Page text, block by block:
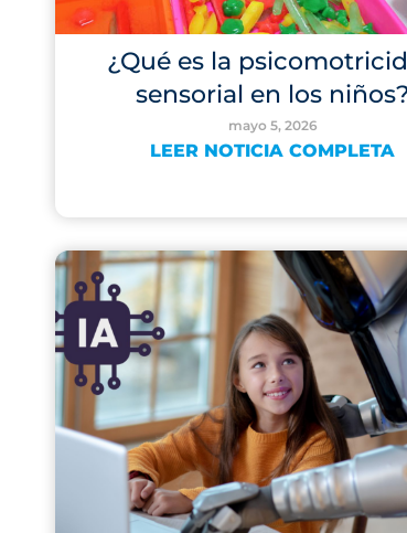
¿Qué es la
sensorial en los niños?
mayo 5, 2026
LEER NOTICIA COMPLETA